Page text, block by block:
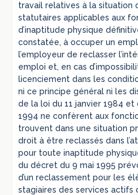
travail relatives à la situation
statutaires applicables aux
d’inaptitude physique
constatée, à occuper un
l’employeur de reclasser
emploi et, en cas
licenciement dans les
ni ce principe général ni les
de la loi du 11 janvier 1984
1994 ne confèrent aux
trouvent dans une situation
droit à être reclassés dans
pour toute inaptitude
du décret du 9 mai 1995
d’un reclassement pour les
stagiaires des services actifs